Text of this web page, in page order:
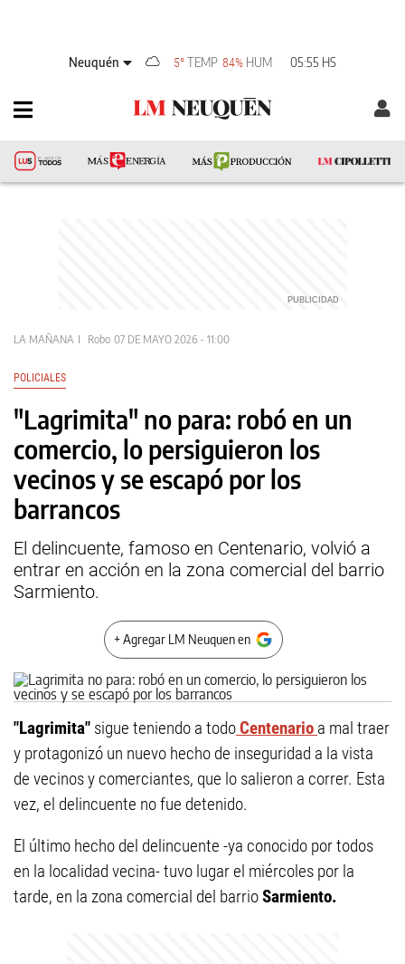
Neuquén 5°TEMP 84% HUM 05:55 HS
LA MAÑANA Robo 07 DE MAYO 2026 - 11:00
POLICIALES
"Lagrimita" no para: robó en un
comercio, lo persiguieron los
vecinos y se escapó por los
barrancos
El delincuente, famoso en Centenario, volvió a
entrar en acción en la zona comercial del barrio
Sarmiento.
+ Agregar LM Neuquen en
"Lagrimita" sigue teniendo a todoCentenario a mal traer
y protagonizó un nuevo hecho de inseguridad a la vista
de vecinos y comerciantes, que lo salieron a correr. Esta
vez, el delincuente no fue detenido.
El último hecho del delincuente -ya conocido por todos
en la localidad vecina- tuvo lugar el miércoles por la
tarde, en la zona comercial del barrioSarmiento.